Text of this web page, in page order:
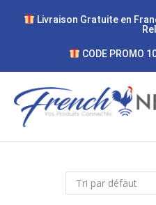
Livraison Gratuite en
CODE PROMO